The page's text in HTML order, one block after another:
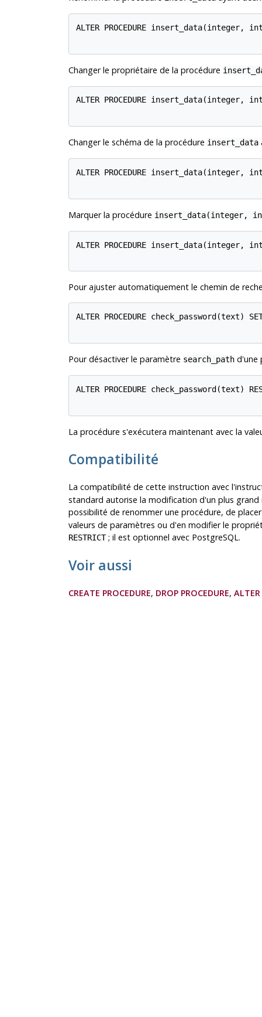
ALTER PROCEDURE insert_data(integer,
Changer le propriétaire de la procédure
ALTER PROCEDURE insert_data(integer,
Changer le schéma de la procédure insert_data
ALTER PROCEDURE insert_data(integer,
Marquer la procédure insert_data(integer,
ALTER PROCEDURE insert_data(integer,
Pour ajuster automatiquement le chemin de
ALTER PROCEDURE check_password(text)
Pour désactiver le paramètre search_pathd'une
ALTER PROCEDURE check_password(text)
La procédure s'exécutera maintenant avec la
Compatibilité
La compatibilité de cette instruction avec
standard autorise la modification d'un plus
possibilité de renommer une procédure, de
valeurs de paramètres ou d'en modifier le
RESTRICT; il est optionnel avec PostgreSQL.
Voir aussi
CREATE PROCEDURE, DROP PROCEDURE,